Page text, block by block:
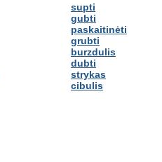
supti
gubti
paskaitinėti
grubti
burzdulis
dubti
strykas
cibulis